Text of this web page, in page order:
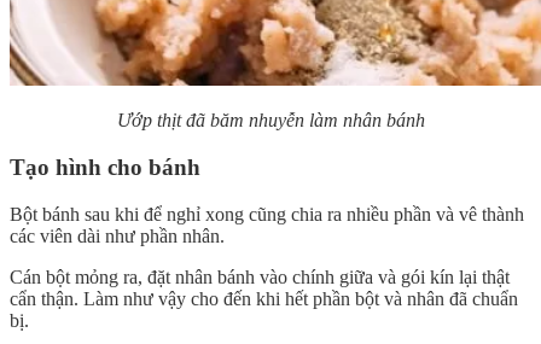
Ướp thịt đã băm nhuyễn làm nhân bánh
Tạo hình cho bánh
Bột bánh sau khi để nghỉ xong cũng chia ra nhiều phần và vê thành
các viên dài như phần nhân.
Cán bột mỏng ra, đặt nhân bánh vào chính giữa và gói kín lại thật
cẩn thận. Làm như vậy cho đến khi hết phần bột và nhân đã chuẩn
bị.